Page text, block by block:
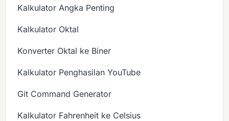
Kalkulator Angka Penting
Kalkulator Oktal
Konverter Oktal ke Biner
Kalkulator Penghasilan YouTube
Git Command Generator
Kalkulator Fahrenheit ke Celsius